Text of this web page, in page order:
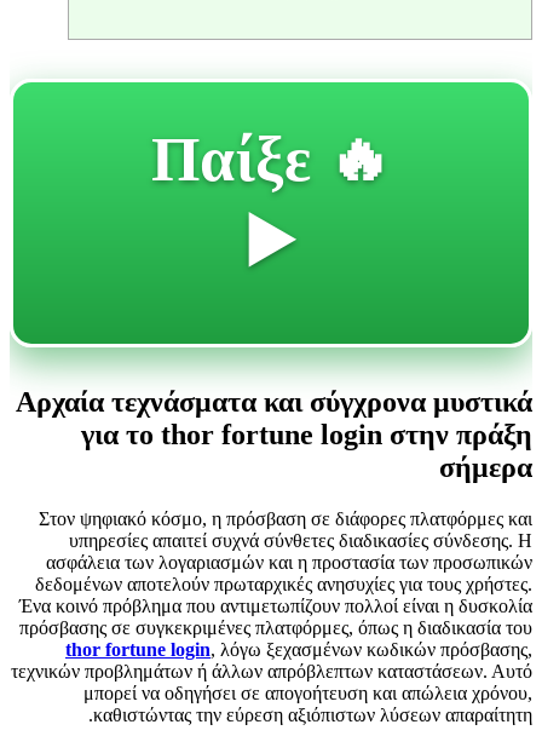
🔥 Παίξε
▶️
Αρχαία τεχνάσματα και σύγχρονα μυστικά
για το thor fortune login στην πράξη
σήμερα
Στον ψηφιακό κόσμο, η πρόσβαση σε διάφορες πλατφόρμες και
υπηρεσίες απαιτεί συχνά σύνθετες διαδικασίες σύνδεσης. Η
ασφάλεια των λογαριασμών και η προστασία των προσωπικών
δεδομένων αποτελούν πρωταρχικές ανησυχίες για τους χρήστες.
Ένα κοινό πρόβλημα που αντιμετωπίζουν πολλοί είναι η δυσκολία
πρόσβασης σε συγκεκριμένες πλατφόρμες, όπως η διαδικασία του
thor fortune login, λόγω ξεχασμένων κωδικών πρόσβασης,
τεχνικών προβλημάτων ή άλλων απρόβλεπτων καταστάσεων. Αυτό
μπορεί να οδηγήσει σε απογοήτευση και απώλεια χρόνου,
καθιστώντας την εύρεση αξιόπιστων λύσεων απαραίτητη.